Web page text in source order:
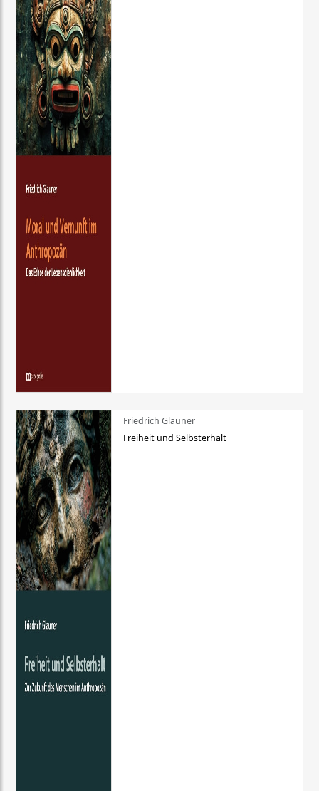
Friedrich Glauner
Freiheit und Selbsterhalt